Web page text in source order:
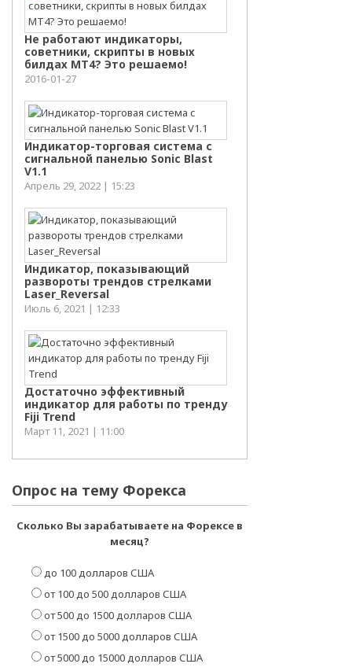
Не работают индикаторы,
советники, скрипты в новых
билдах МТ4? Это решаемо!
2016-01-27
Индикатор-торговая система с
сигнальной панелью Sonic Blast
V1.1
Апрель 29, 2022 | 15:23
Индикатор, показывающий
развороты трендов стрелками
Laser_Reversal
Июль 6, 2021 | 12:33
Достаточно эффективный
индикатор для работы по тренду
Fiji Trend
Март 11, 2021 | 11:00
Опрос на тему Форекса
Сколько Вы зарабатываете на Форексе в
месяц?
до 100 долларов США
от 100 до 500 долларов США
от 500 до 1500 долларов США
от 1500 до 5000 долларов США
от 5000 до 15000 долларов США